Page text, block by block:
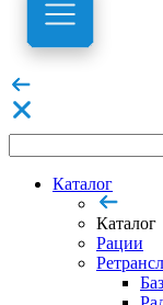
Каталог
Каталог
Рации